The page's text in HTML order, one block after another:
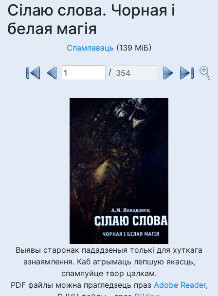
Сілаю слова. Чорная і
белая магія
Спампаваць (139 МіБ)
/
Выявы старонак пададзеныя толькі для хуткага
азнаямлення. Каб атрымаць лепшую якасць,
спампуйце твор цалкам.
PDF файлы можна прагледзець праз Adobe Reader,